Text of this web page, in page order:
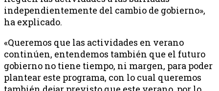
independientemente del cambio de gobierno»,
ha explicado.
«Queremos que las actividades en verano
continúen, entendemos también que el futuro
gobierno no tiene tiempo, ni margen, para poder
plantear este programa, con lo cual queremos